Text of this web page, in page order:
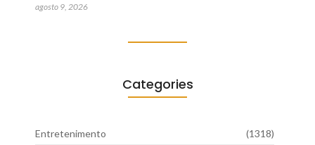
agosto 9, 2026
Categories
Entretenimento (1318)